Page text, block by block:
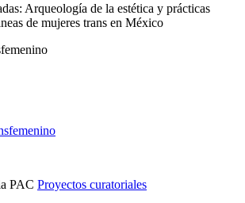
Arqueología de la estética y prácticas
de mujeres trans en México
PAC Proyectos curatoriales